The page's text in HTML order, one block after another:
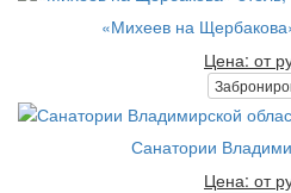
«Михеев на
Цена: от
Санатории
Цена: от